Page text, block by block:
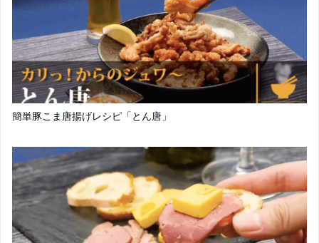
簡単豚こま唐揚げレシピ「とん唐」